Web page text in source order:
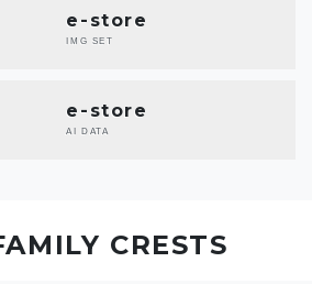
e-store
IMG SET
e-store
AI DATA
CRESTS